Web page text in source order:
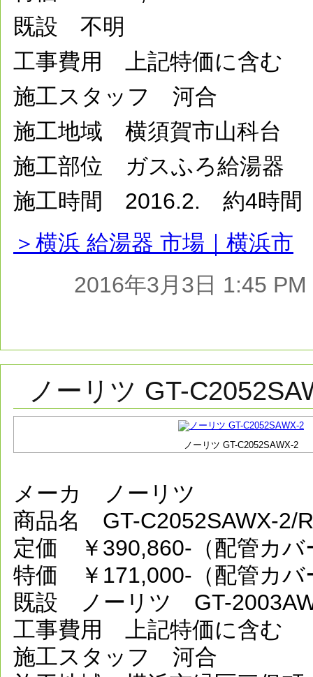
既設 不明
工事費用 上記特価に含む
施工スタッフ 河合
施工地域 横須賀市山科台
施工部位 ガスふろ給湯器
施工時間 2016.2. 約4時間
＞横浜 給湯器 市場｜横浜市
2016年3月3日 1:45
ノーリツ GT-
ノーリツ GT-C2052SAWX-2
メーカ ノーリツ
商品名 GT-C2052SAWX-2/
定価 ￥390,860-（配管カバ
特価 ￥171,000-（配管カバ
既設 ノーリツ GT-
工事費用 上記特価に含む
施工スタッフ 河合